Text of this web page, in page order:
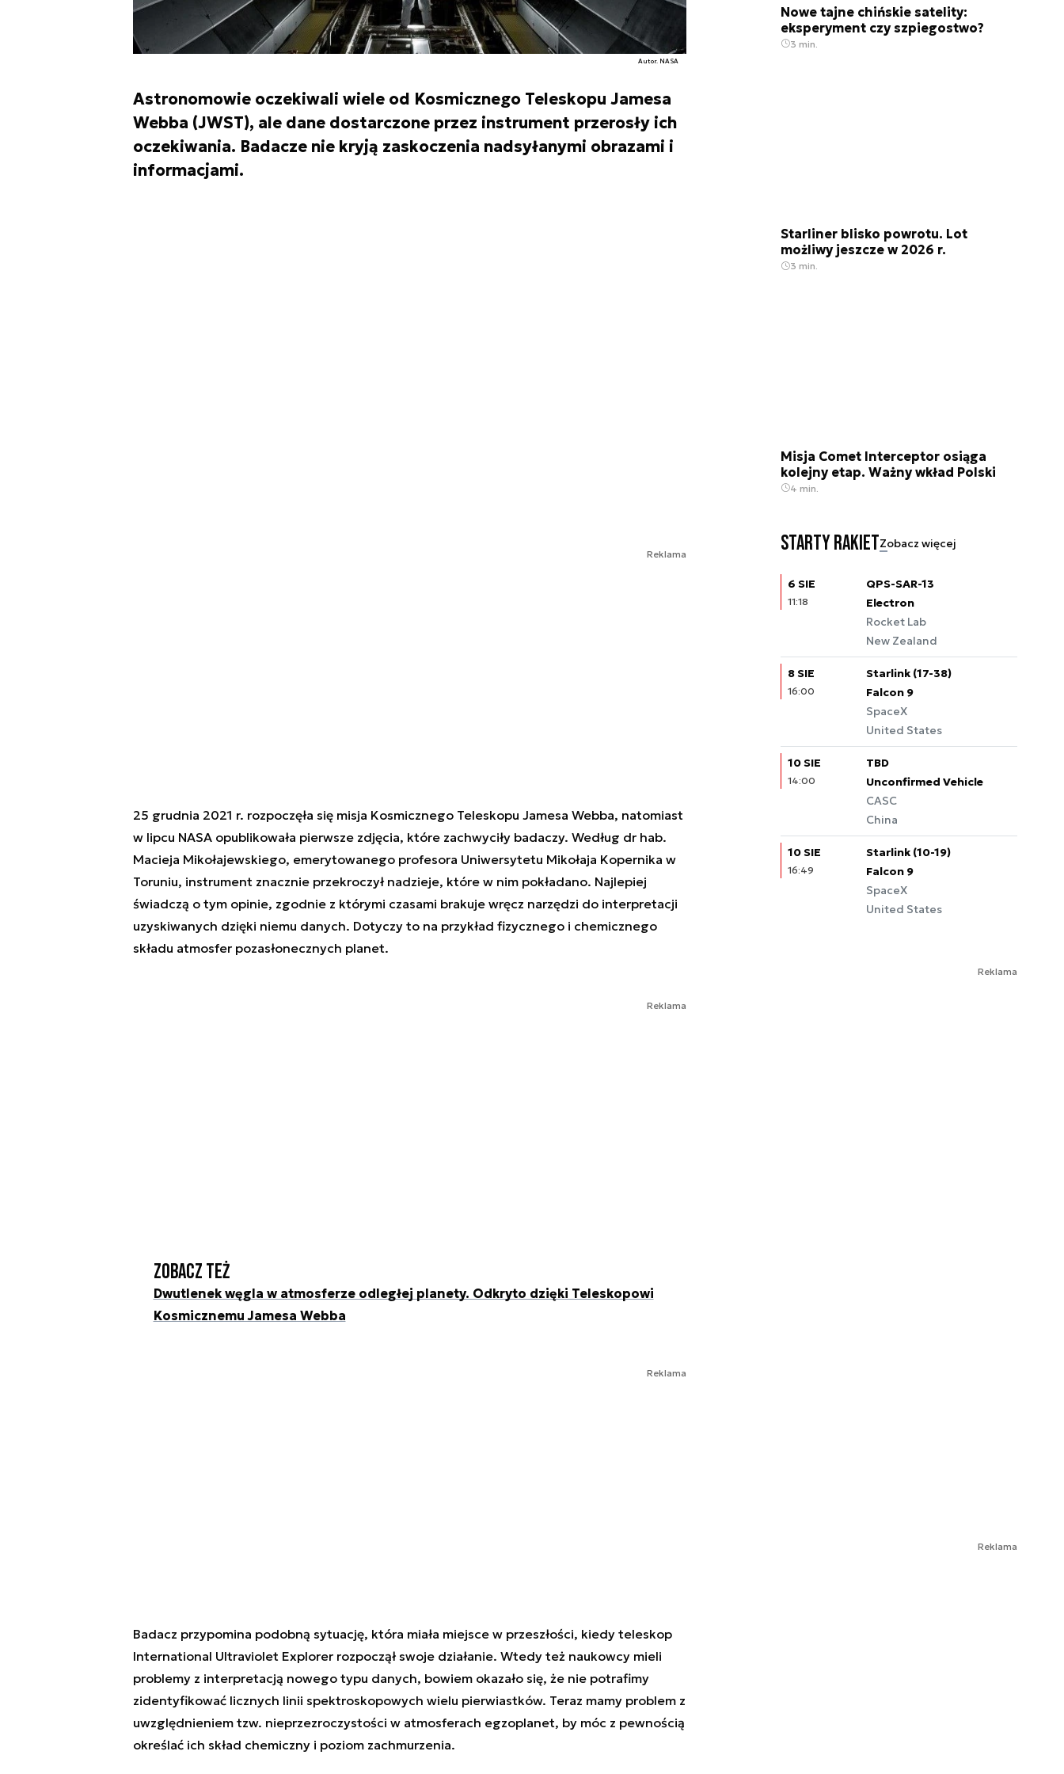
Autor. NASA
Astronomowie oczekiwali wiele od Kosmicznego Teleskopu Jamesa
Webba (JWST), ale dane dostarczone przez instrument przerosły ich
oczekiwania. Badacze nie kryją zaskoczenia nadsyłanymi obrazami i
informacjami.
Reklama
25 grudnia 2021 r. rozpoczęła się misja Kosmicznego Teleskopu Jamesa Webba, natomiast
w lipcu NASA opublikowała pierwsze zdjęcia, które zachwyciły badaczy. Według dr hab.
Macieja Mikołajewskiego, emerytowanego profesora Uniwersytetu Mikołaja Kopernika w
Toruniu, instrument znacznie przekroczył nadzieje, które w nim pokładano. Najlepiej
świadczą o tym opinie, zgodnie z którymi czasami brakuje wręcz narzędzi do interpretacji
uzyskiwanych dzięki niemu danych. Dotyczy to na przykład fizycznego i chemicznego
składu atmosfer pozasłonecznych planet.
Reklama
Zobacz też
Dwutlenek węgla w atmosferze odległej planety. Odkryto dzięki Teleskopowi
Kosmicznemu Jamesa Webba
Reklama
Badacz przypomina podobną sytuację, która miała miejsce w przeszłości, kiedy teleskop
International Ultraviolet Explorer rozpoczął swoje działanie. Wtedy też naukowcy mieli
problemy z interpretacją nowego typu danych, bowiem okazało się, że nie potrafimy
zidentyfikować licznych linii spektroskopowych wielu pierwiastków. Teraz mamy problem z
uwzględnieniem tzw. nieprzezroczystości w atmosferach egzoplanet, by móc z pewnością
określać ich skład chemiczny i poziom zachmurzenia.
Nowe tajne chińskie satelity:
eksperyment czy szpiegostwo?
3 min.
Starliner blisko powrotu. Lot
możliwy jeszcze w 2026 r.
3 min.
Misja Comet Interceptor osiąga
kolejny etap. Ważny wkład Polski
4 min.
Starty rakietZobacz więcej
6 SIE
11:18
QPS-SAR-13
Electron
Rocket Lab
New Zealand
8 SIE
16:00
Starlink (17-38)
Falcon 9
SpaceX
United States
10 SIE
14:00
TBD
Unconfirmed Vehicle
CASC
China
10 SIE
16:49
Starlink (10-19)
Falcon 9
SpaceX
United States
Reklama
Reklama